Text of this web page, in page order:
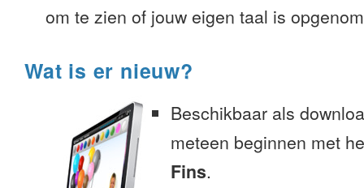
om te zien of jouw eigen taal is
Wat is er nieuw?
Beschikbaar als
meteen beginnen met
Fins.